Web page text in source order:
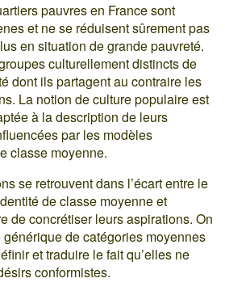
pauvres en France sont
et ne se réduisent sûrement pas
en situation de grande pauvreté.
culturellement distincts de
dont ils partagent au contraire les
La notion de culture populaire est
à la description de leurs
par les modèles
classe moyenne.
se retrouvent dans l’écart entre le
de classe moyenne et
de concrétiser leurs aspirations. On
de catégories moyennes
et traduire le fait qu’elles ne
conformistes.